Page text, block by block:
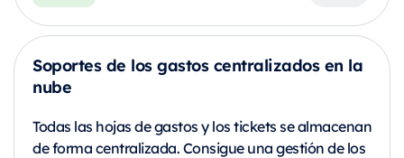
Soportes de los gastos centralizados en la
nube
Todas las hojas de gastos y los tickets se almacenan
de forma centralizada. Consigue una gestión de los